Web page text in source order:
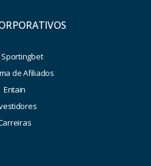
Sportingbet
de Afiliados
Entain